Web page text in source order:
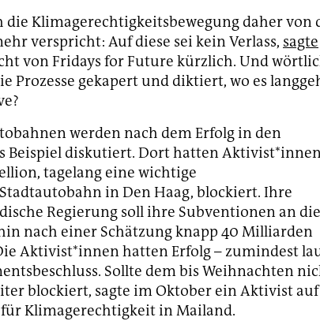
die Klimagerechtigkeitsbewegung daher von
verspricht: Auf diese sei kein Verlass, sagte
von Fridays for Future kürzlich. Und
Prozesse gekapert und diktiert, wo es
werden nach dem Erfolg in den
Beispiel diskutiert. Dort hatten
tagelang eine wichtige
in Den Haag, blockiert. Ihre
Regierung soll ihre Subventionen an die
nach einer Schätzung knapp 40 Milliarden
Aktivist*innen hatten Erfolg – zumindest
Sollte dem bis Weihnachten
blockiert, sagte im Oktober ein Aktivist auf
Klimagerechtigkeit in Mailand.